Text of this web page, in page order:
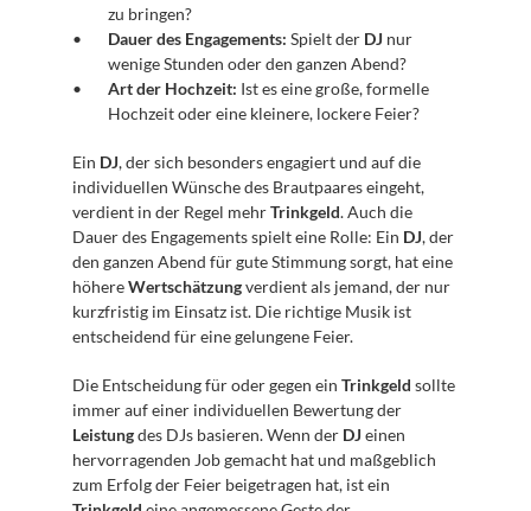
zu bringen?
Dauer des Engagements: Spielt der DJ nur
wenige Stunden oder den ganzen Abend?
Art der Hochzeit: Ist es eine große, formelle
Hochzeit oder eine kleinere, lockere Feier?
Ein DJ, der sich besonders engagiert und auf die
individuellen Wünsche des Brautpaares eingeht,
verdient in der Regel mehr Trinkgeld. Auch die
Dauer des Engagements spielt eine Rolle: Ein DJ, der
den ganzen Abend für gute Stimmung sorgt, hat eine
höhere Wertschätzung verdient als jemand, der nur
kurzfristig im Einsatz ist. Die richtige Musik ist
entscheidend für eine gelungene Feier.
Die Entscheidung für oder gegen ein Trinkgeld sollte
Leistung des DJs basieren. Wenn der DJ einen
hervorragenden Job gemacht hat und maßgeblich